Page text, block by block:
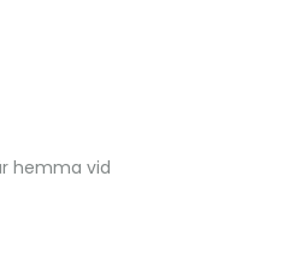
hemma vid